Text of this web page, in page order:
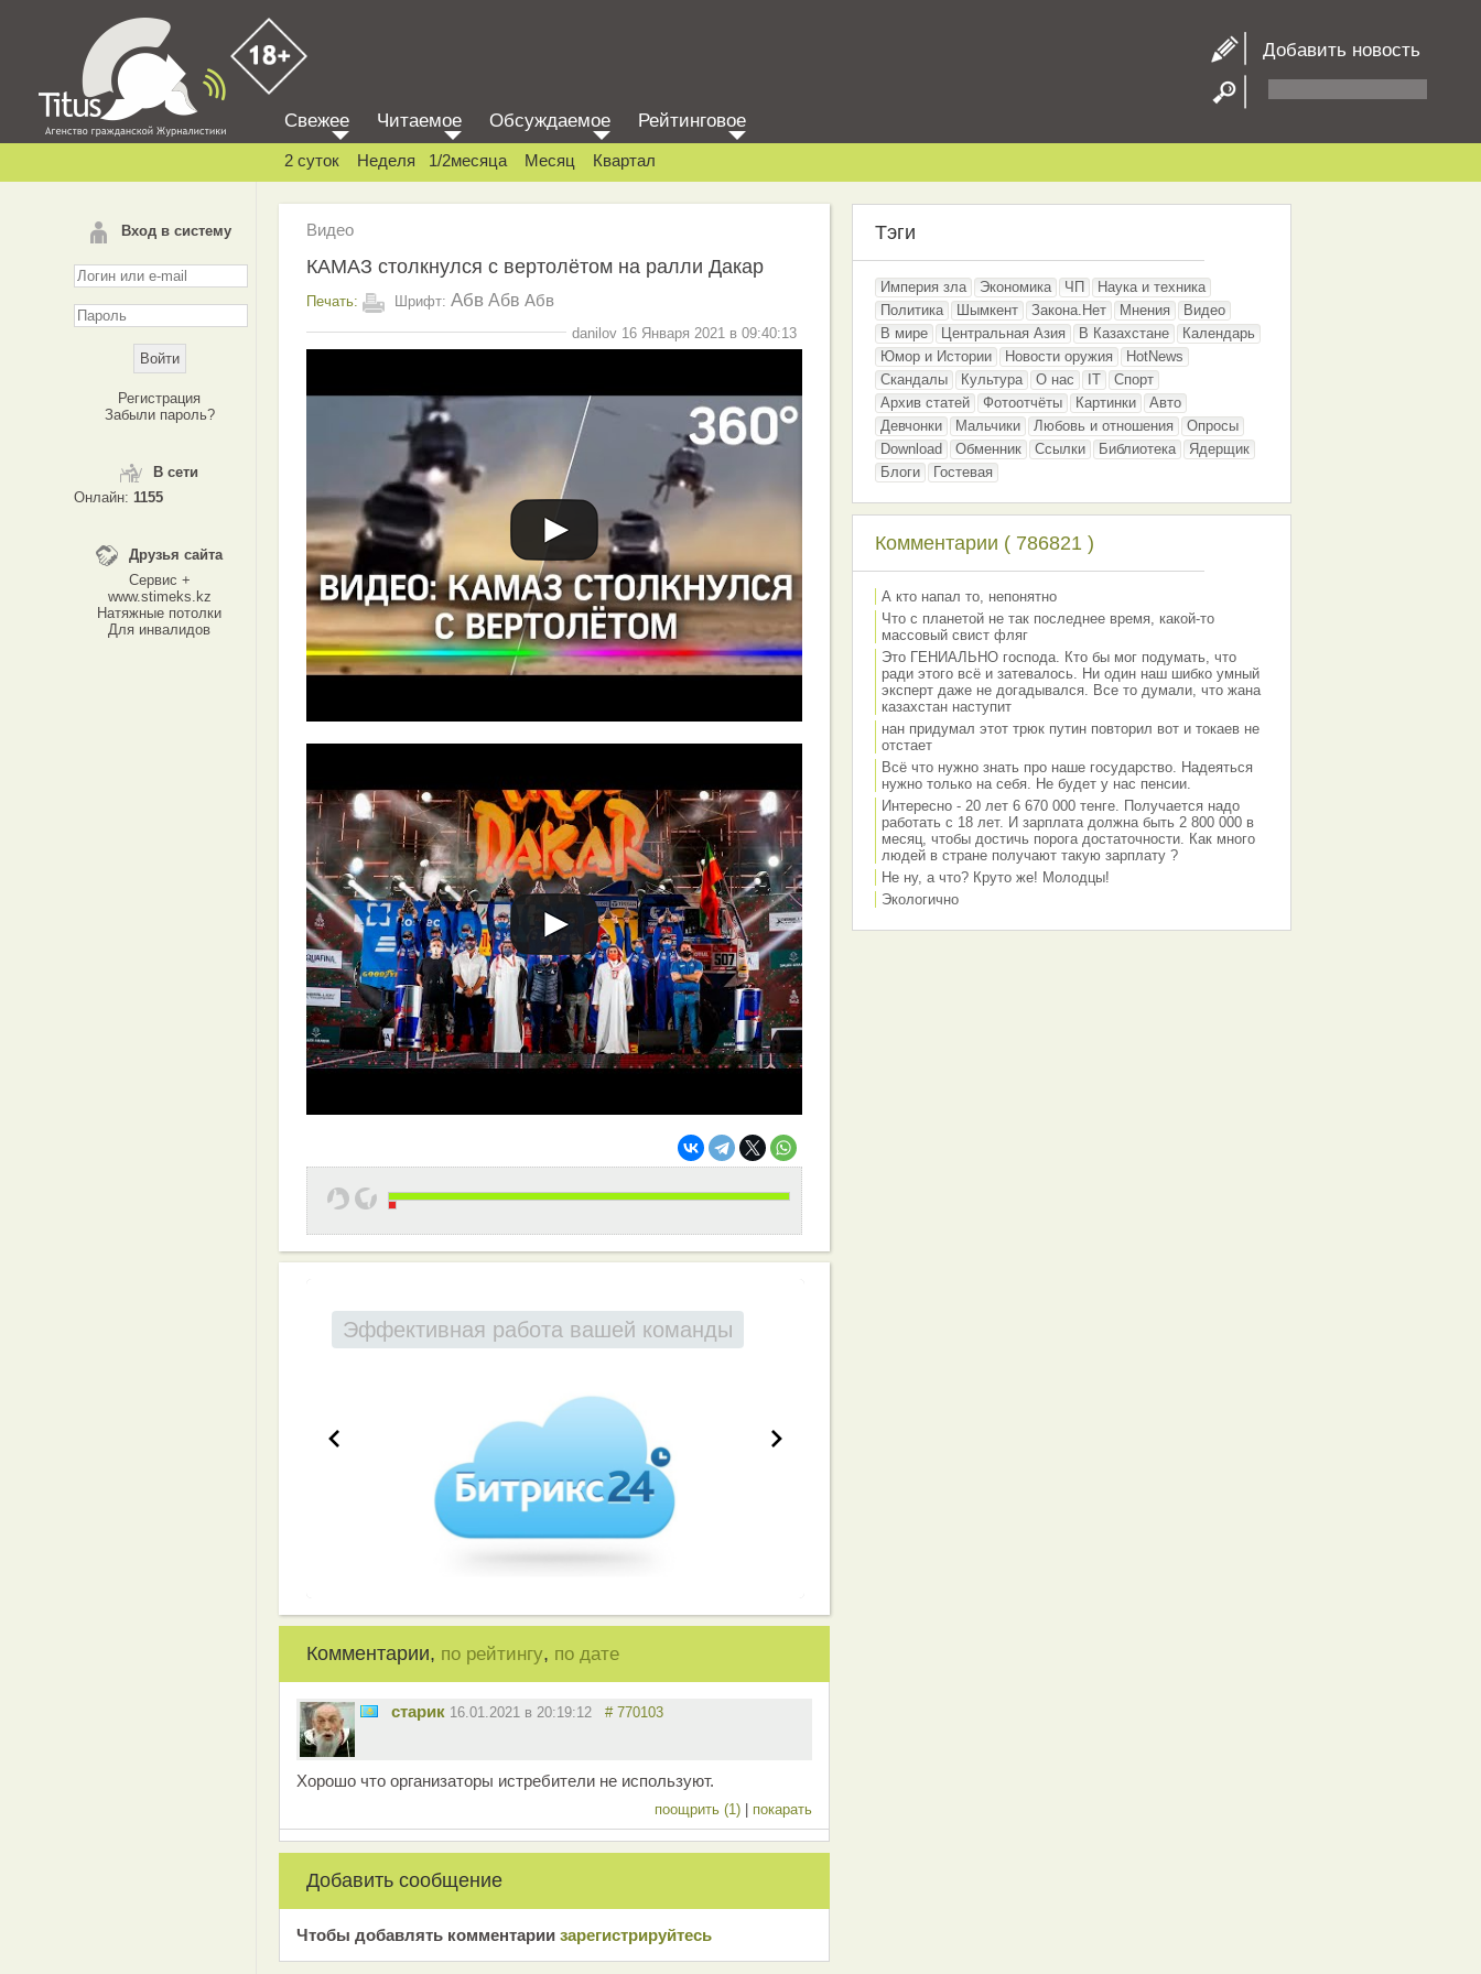
Добавить новость
Вход в систему
Регистрация
Забыли пароль?
В сети
Онлайн: 1155
Друзья сайта
Сервис +
www.stimeks.kz
Натяжные потолки
Для инвалидов
Свежее Читаемое Обсуждаемое Рейтинговое
2 суток Неделя 1/2месяца Месяц Квартал
Видео
КАМАЗ столкнулся с вертолётом на ралли Дакар
Печать: Шрифт: Абв Абв Абв
danilov 16 Января 2021 в 09:40:13
Эффективная работа вашей команды
Комментарии, по рейтингу, по дате
старик 16.01.2021 в 20:19:12 # 770103
Хорошо что организаторы истребители не используют.
поощрить (1) покарать
Добавить сообщение
Чтобы добавлять комментарии зарeгиcтрирyйтeсь
Тэги
Империя зла Экономика ЧП
Наука и техника
Политика
Шымкент Закона.Нет Мнения
Видео
В мире
Центральная Азия В Казахстане
Календарь
Юмор и Истории
Новости оружия
HotNews
Скандалы
Культура О нас IT
Спорт
Архив статей
Фотоотчёты Картинки
Авто
Девчонки
Мальчики Любовь и отношения
Опросы
Download
Обменник Ссылки Библиотека
Ядерщик
Блоги
Гостевая
Комментарии ( 786821 )
А кто напал то, непонятно
Что с планетой не так последнее время, какой-то
массовый свист фляг
Это ГЕНИАЛЬНО господа. Кто бы мог подумать, что
ради этого всё и затевалось. Ни один наш шибко умный
эксперт даже не догадывался. Все то думали, что жана
казахстан наступит
нан придумал этот трюк путин повторил вот и токаев не
отстает
Всё что нужно знать про наше государство. Надеяться
нужно только на себя. Не будет у нас пенсии.
Интересно - 20 лет 6 670 000 тенге. Получается надо
работать с 18 лет. И зарплата должна быть 2 800 000 в
месяц, чтобы достичь порога достаточности. Как много
людей в стране получают такую зарплату ?
Не ну, а что? Круто же! Молодцы!
Экологично